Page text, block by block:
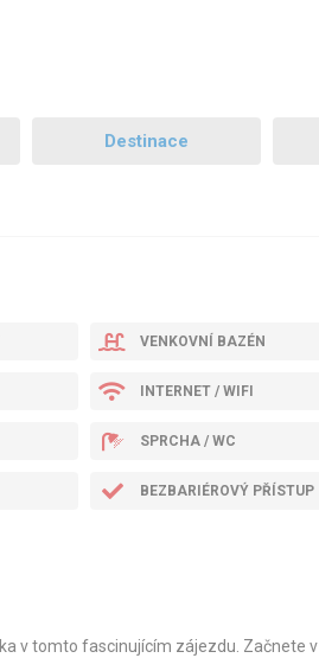
Destinace
VENKOVNÍ BAZÉN
INTERNET / WIFI
SPRCHA / WC
BEZBARIÉROVÝ PŘÍSTUP
v tomto fascinujícím zájezdu. Začnete